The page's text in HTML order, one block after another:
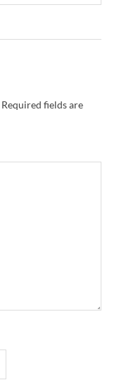
Required fields are